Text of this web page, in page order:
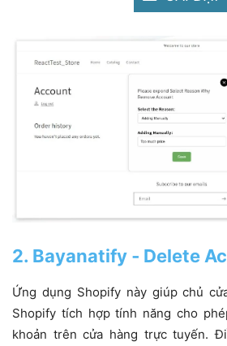
2. Bayanatify ‑ Delete
Ứng dụng Shopify này giúp chủ
Shopify tích hợp tính năng cho
khoản trên cửa hàng trực tuyến.